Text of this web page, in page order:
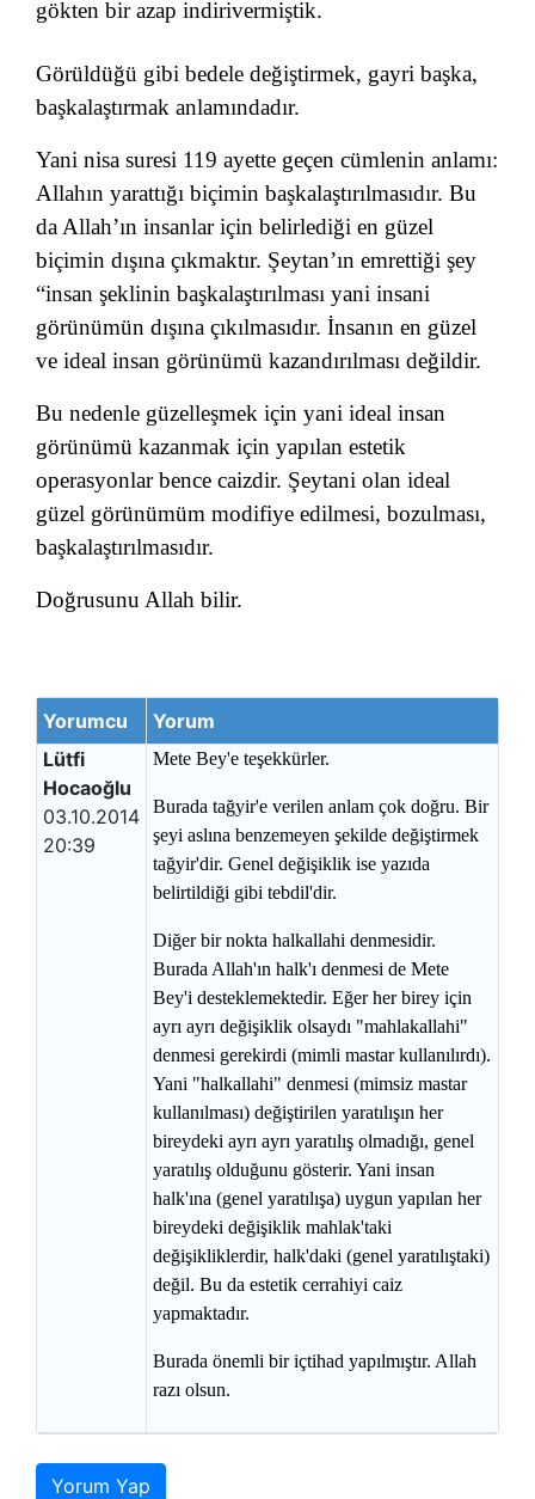
gökten bir azap indirivermiştik.
Görüldüğü gibi bedele değiştirmek, gayri başka,
başkalaştırmak anlamındadır.
Yani nisa suresi 119 ayette geçen cümlenin anlamı:
Allahın yarattığı biçimin başkalaştırılmasıdır. Bu
da Allah’ın insanlar için belirlediği en güzel
biçimin dışına çıkmaktır. Şeytan’ın emrettiği şey
“insan şeklinin başkalaştırılması yani insani
görünümün dışına çıkılmasıdır. İnsanın en güzel
ve ideal insan görünümü kazandırılması değildir.
Bu nedenle güzelleşmek için yani ideal insan
görünümü kazanmak için yapılan estetik
operasyonlar bence caizdir. Şeytani olan ideal
güzel görünümüm modifiye edilmesi, bozulması,
başkalaştırılmasıdır.
Doğrusunu Allah bilir.
Yorumcu
Yorum
Lütfi
Hocaoğlu
03.10.2014
20:39
Mete Bey'e teşekkürler.
Burada tağyir'e verilen anlam çok doğru. Bir
şeyi aslına benzemeyen şekilde değiştirmek
tağyir'dir. Genel değişiklik ise yazıda
belirtildiği gibi tebdil'dir.
Diğer bir nokta halkallahi denmesidir.
Burada Allah'ın halk'ı denmesi de Mete
Bey'i desteklemektedir. Eğer her birey için
ayrı ayrı değişiklik olsaydı "mahlakallahi"
denmesi gerekirdi (mimli mastar kullanılırdı).
Yani "halkallahi" denmesi (mimsiz mastar
kullanılması) değiştirilen yaratılışın her
bireydeki ayrı ayrı yaratılış olmadığı, genel
yaratılış olduğunu gösterir. Yani insan
halk'ına (genel yaratılışa) uygun yapılan her
bireydeki değişiklik mahlak'taki
değişikliklerdir, halk'daki (genel yaratılıştaki)
değil. Bu da estetik cerrahiyi caiz
yapmaktadır.
Burada önemli bir içtihad yapılmıştır. Allah
razı olsun.
Yorum Yap